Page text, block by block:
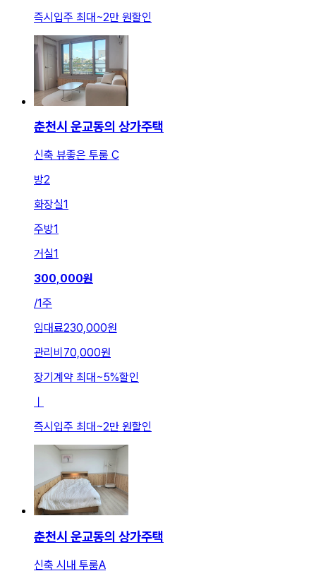
즉시입주 최대~2만 원할인
춘천시 운교동의 상가주택
신축 뷰좋은 투룸 C
방2
화장실1
주방1
거실1
300,000원
/1주
임대료230,000원
관리비 70,000원
장기계약 최대 ~5%할인
즉시입주 최대 ~2만 원할인
춘천시 운교동의 상가주택
신축 시내 투룸A